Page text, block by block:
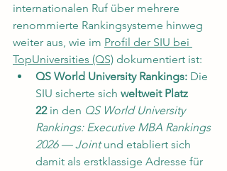
internationalen Ruf über mehrere
renommierte Rankingsysteme hinweg
weiter aus, wie im Profil der SIU bei
TopUniversities (QS) dokumentiert ist:
QS World University Rankings: Die
SIU sicherte sich weltweit Platz
22 in den QS World University
Rankings: Executive MBA Rankings
2026 — Joint und etabliert sich
damit als erstklassige Adresse für